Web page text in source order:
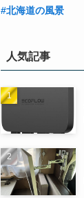
#北海道の風景
人気記事